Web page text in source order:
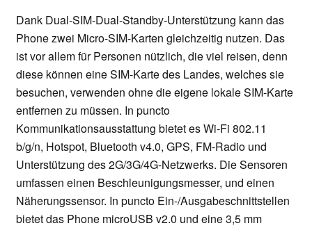
Dank Dual-SIM-Dual-Standby-Unterstützung kann das
Phone zwei Micro-SIM-Karten gleichzeitig nutzen. Das
ist vor allem für Personen nützlich, die viel reisen, denn
diese können eine SIM-Karte des Landes, welches sie
besuchen, verwenden ohne die eigene lokale SIM-Karte
entfernen zu müssen. In puncto
Kommunikationsausstattung bietet es Wi-Fi 802.11
b/g/n, Hotspot, Bluetooth v4.0, GPS, FM-Radio und
Unterstützung des 2G/3G/4G-Netzwerks. Die Sensoren
umfassen einen Beschleunigungsmesser, und einen
Näherungssensor. In puncto Ein-/Ausgabeschnittstellen
bietet das Phone microUSB v2.0 und eine 3,5 mm